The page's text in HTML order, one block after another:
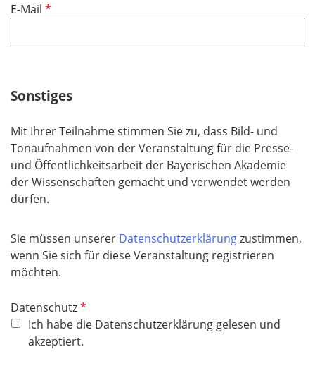
e
dt
l
E-Mail P
h
f
e
l
d
Sonstiges
Mit Ihrer Teilnahme stimmen Sie zu, dass Bild- und
Tonaufnahmen von der Veranstaltung für die Presse-
und Öffentlichkeitsarbeit der Bayerischen Akademie
der Wissenschaften gemacht und verwendet werden
dürfen.
Sie müssen unserer Datenschutzerklärungzustimmen,
wenn Sie sich für diese Veranstaltung registrieren
möchten.
DatenschutzP
f
l
Ich habe die Datenschutzerklärung gelesen und
akzeptiert.